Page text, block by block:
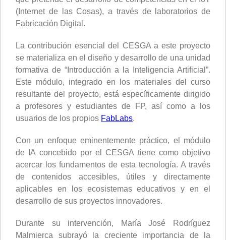
(Internet de las Cosas), a través de laboratorios de
Fabricación Digital.
La contribución esencial del CESGA a este proyecto
se materializa en el diseño y desarrollo de una unidad
formativa de “Introducción a la Inteligencia Artificial”.
Este módulo, integrado en los materiales del curso
resultante del proyecto, está específicamente dirigido
a profesores y estudiantes de FP, así como a los
usuarios de los propios FabLabs.
Con un enfoque eminentemente práctico, el módulo
de IA concebido por el CESGA tiene como objetivo
acercar los fundamentos de esta tecnología. A través
de contenidos accesibles, útiles y directamente
aplicables en los ecosistemas educativos y en el
desarrollo de sus proyectos innovadores.
Durante su intervención, María José Rodríguez
Malmierca subrayó la creciente importancia de la